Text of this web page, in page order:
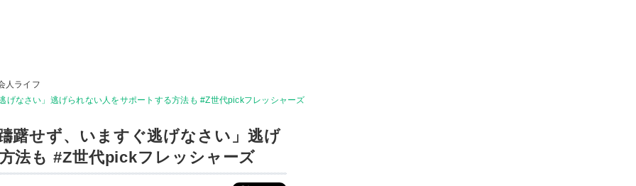
人ライフ
げなさい」逃げられない人をサポートする方法も #Z世代pickフレッシャーズ
躇せず、いますぐ逃げなさい」逃げ
法も #Z世代pickフレッシャーズ